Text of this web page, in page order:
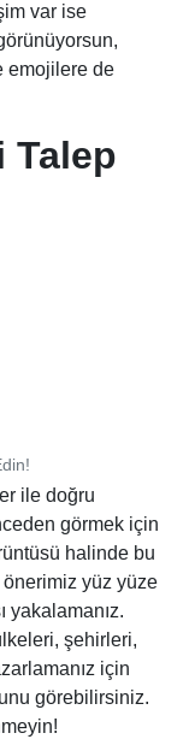
var ise
emojilere de
Talep
ile doğru
görmek için
halinde bu
yüz yüze
yakalamanız.
şehirleri,
için
görebilirsiniz.